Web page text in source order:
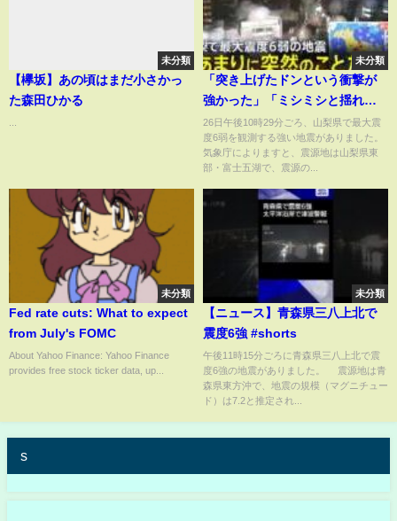
未分類
【欅坂】あの頃はまだ小さかっ
た森田ひかる
未分類
「突き上げたドンという衝撃が
強かった」「ミシミシと揺れる
ような音が」【山梨県・富士河
口湖町で震度6弱の地震】｜TBS
NEWS DIG
26日午後10時29分ごろ、山梨県で最大震
度6弱を観測する強い地震がありました。
気象庁によりますと、震源地は山梨県東
部・富士五湖で、震源の...
未分類
Fed rate cuts: What to expect
from July's FOMC
About Yahoo Finance: Yahoo Finance
provides free stock ticker data, up...
未分類
【ニュース】青森県三八上北で
震度6強 #shorts
午後11時15分ごろに青森県三八上北で震
度6強の地震がありました。 震源地は青
森県東方沖で、地震の規模（マグニチュー
ド）は7.2と推定され...
s